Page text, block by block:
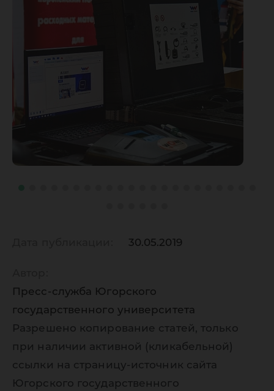
30.05.2019
Пресс-служба Югорского
государственного университета
Разрешено копирование статей, только
при наличии активной (кликабельной)
ссылки на страницу-источник сайта
Югорского государственного